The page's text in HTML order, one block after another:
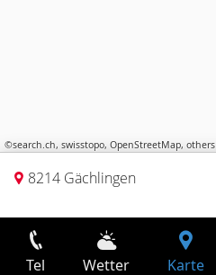
©search.ch, swisstopo, OpenStreetMap, others
8214 Gächlingen
Tel Wetter Karte